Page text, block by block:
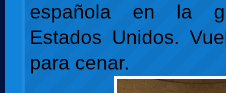
española en la
Estados Unidos.
para cenar.